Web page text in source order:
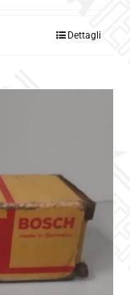
Dettagli